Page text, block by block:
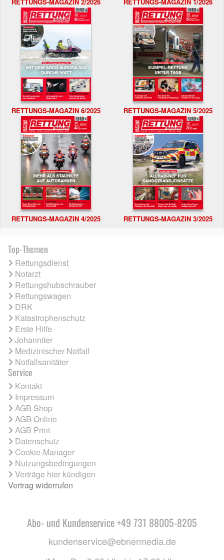
RETTUNGS-MAGAZIN 6/2025 RETTUNGS-MAGAZIN 5/2025
RETTUNGS-MAGAZIN 4/2025 RETTUNGS-MAGAZIN 3/2025
Top-Themen
Rettungsdienst
Notarzt
Rettungshubschrauber
Rettungswagen
DRK
Katastrophenschutz
Erste Hilfe
Johanniter
Medizinischer Notfall
Notfallsanitäter
Service
Kontakt
Impressum
AGB Shop
AGB Online
AGB Print
Datenschutz
Cookie-Manager
Nutzungsbedingungen
Verträge hier kündigen
Vertrag widerrufen
Abo- und Kundenservice +49 731 88005-8205
kundenservice@ebnermedia.de